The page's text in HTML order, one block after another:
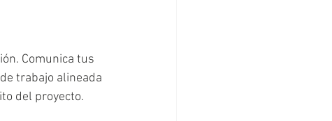
Comunica tus
trabajo alineada
del proyecto.